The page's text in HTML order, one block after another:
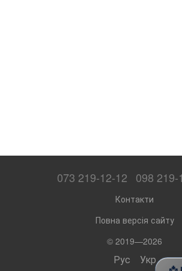
073 219-12-12 098 219-
Контакти
Повна версія сайту
© 2019—2026
Рус Укр